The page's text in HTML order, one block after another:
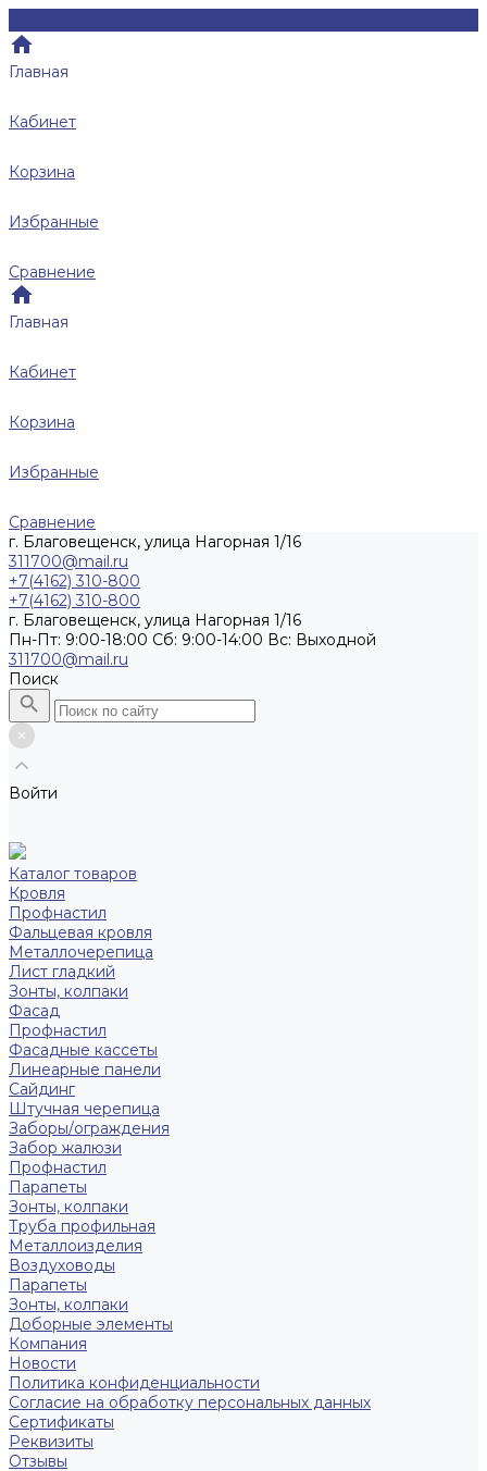
Главная
Кабинет
Корзина
Избранные
Сравнение
Главная
Кабинет
Корзина
Избранные
Сравнение
г. Благовещенск, улица Нагорная 1/16
311700@mail.ru
+7(4162) 310-800
+7(4162) 310-800
г. Благовещенск, улица Нагорная 1/16
Пн-Пт: 9:00-18:00 Cб: 9:00-14:00 Вс: Выходной
311700@mail.ru
Поиск
Войти
Каталог товаров
Кровля
Профнастил
Фальцевая кровля
Металлочерепица
Лист гладкий
Зонты, колпаки
Фасад
Профнастил
Фасадные кассеты
Линеарные панели
Сайдинг
Штучная черепица
Заборы/ограждения
Забор жалюзи
Профнастил
Парапеты
Зонты, колпаки
Труба профильная
Металлоизделия
Воздуховоды
Парапеты
Зонты, колпаки
Доборные элементы
Компания
Новости
Политика конфиденциальности
Согласие на обработку персональных данных
Сертификаты
Реквизиты
Отзывы